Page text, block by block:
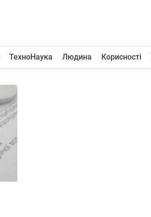
ТехноНаука Людина Корисності